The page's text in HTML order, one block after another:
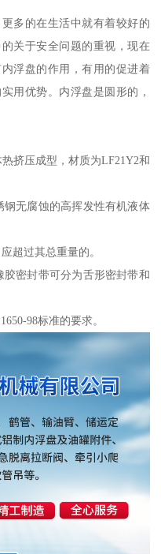
多的在生活中就有着较好的
关于安全问题的重视，现在
浮盘的作用，有用的促进着
用优势。内浮盘是圆形的，
挤压成型，材质为LF21Y2和
无腐蚀的高挥发性有机液体
超过其总重量的。
密封带可分为舌形密封带和
98标准的要求。